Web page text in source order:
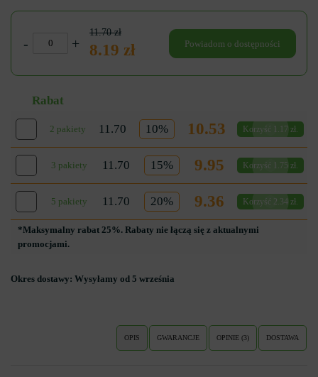
- +
11.70 zł
8.19 zł Powiadom o dostępności
Rabat
2 pakiety 11.70 10% 10.53 Korzyść 1.17 zł.
3 pakiety 11.70 15% 9.95 Korzyść 1.75 zł.
5 pakiety 11.70 20% 9.36 Korzyść 2.34 zł.
*Maksymalny rabat 25%. Rabaty nie łączą się z aktualnymi
promocjami.
Okres dostawy: Wysyłamy od 5 września
OPIS GWARANCJE OPINIE (3) DOSTAWA